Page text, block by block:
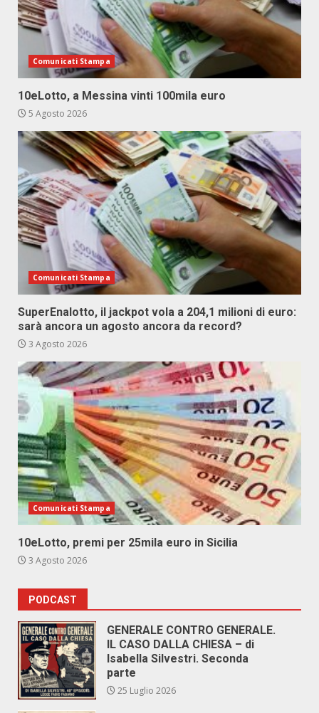
Comunicati Stampa
10eLotto, a Messina vinti 100mila euro
5 Agosto 2026
Comunicati Stampa
SuperEnalotto, il jackpot vola a 204,1 milioni di euro:
sarà ancora un agosto ancora da record?
3 Agosto 2026
Comunicati Stampa
10eLotto, premi per 25mila euro in Sicilia
3 Agosto 2026
PODCAST
GENERALE CONTRO GENERALE.
IL CASO DALLA CHIESA – di
Isabella Silvestri. Seconda
parte
25 Luglio 2026